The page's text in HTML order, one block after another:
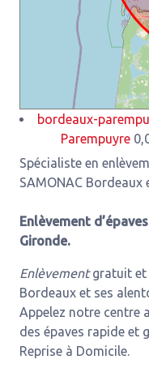
bordeaux-
Parempuyre0,00
Spécialiste en
SAMONAC Bordeaux
Enlèvement
Gironde.
Enlèvementgratuit et
Bordeaux et ses
Appelez notre centre
des épaves rapide et
Reprise à Domicile.